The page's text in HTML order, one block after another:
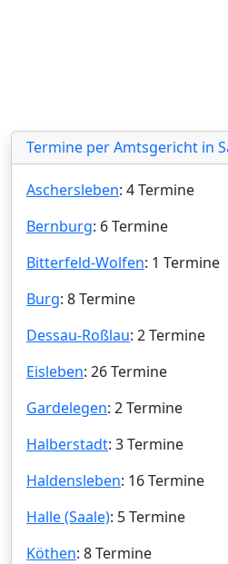
Termine per Amtsgericht in
Aschersleben: 4 Termine
Bernburg: 6 Termine
Bitterfeld-Wolfen: 1 Termine
Burg: 8 Termine
Dessau-Roßlau: 2 Termine
Eisleben: 26 Termine
Gardelegen: 2 Termine
Halberstadt: 3 Termine
Haldensleben: 16 Termine
Halle (Saale): 5 Termine
Köthen: 8 Termine